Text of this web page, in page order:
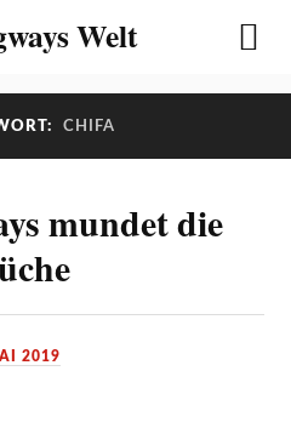
Welt
CHIFA
mundet die
2019